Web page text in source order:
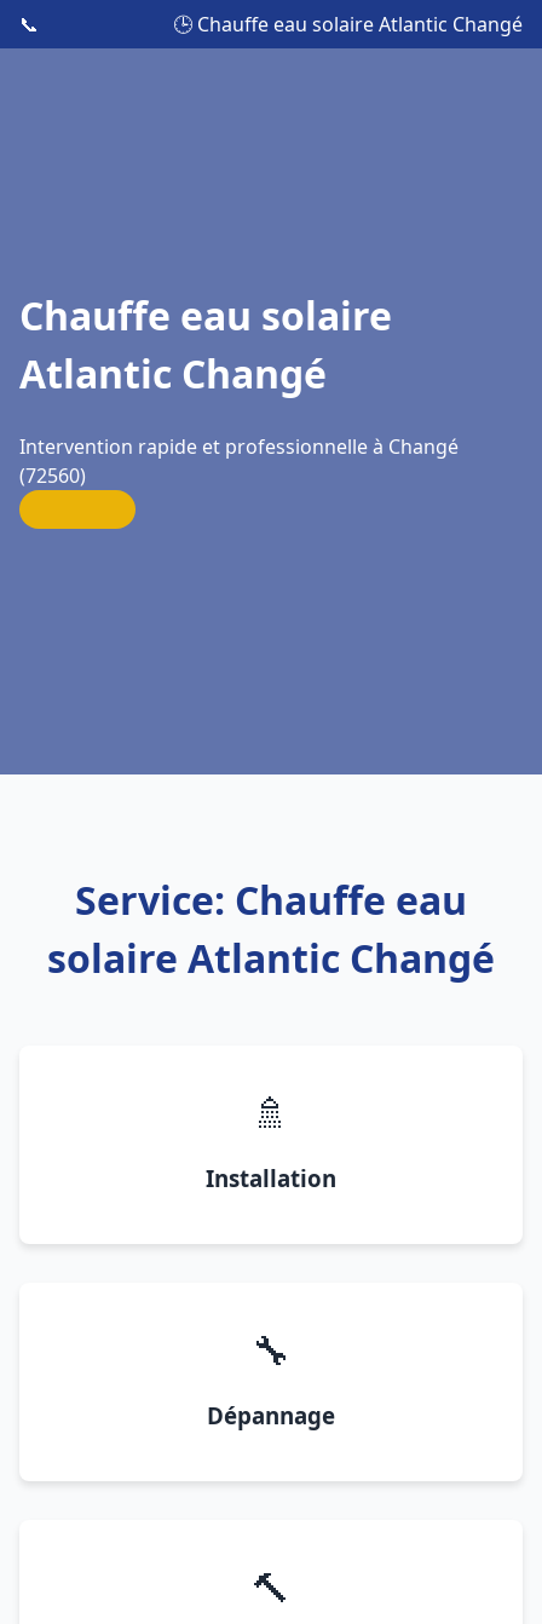
📞 🕒 Chauffe eau solaire Atlantic Changé
Chauffe eau solaire
Atlantic Changé
Intervention rapide et professionnelle à Changé
(72560)
Service: Chauffe eau
solaire Atlantic Changé
🚿
Installation
🔧
Dépannage
🔨